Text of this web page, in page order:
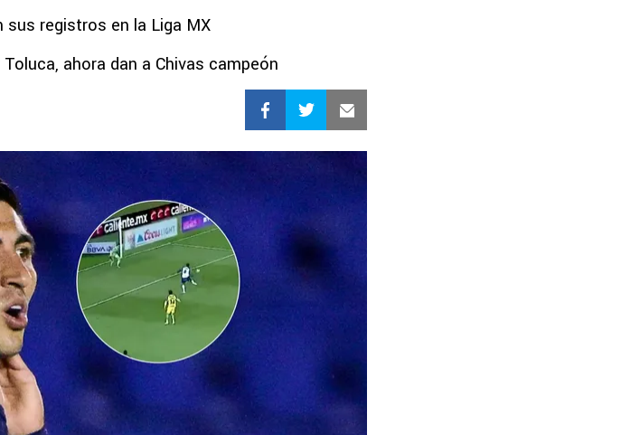
sus registros en la Liga MX
ahora dan a Chivas campeón